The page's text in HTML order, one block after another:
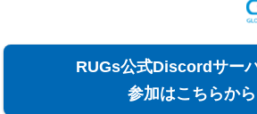
RUGs公式Discordサー
参加はこちらから